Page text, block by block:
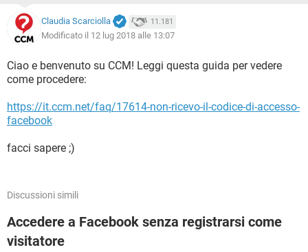
Claudia Scarciolla 11.181
Modificato il 12 lug 2018 alle 13:07
Ciao e benvenuto su CCM! Leggi questa guida per vedere
come procedere:
https://it.ccm.net/faq/17614-non-ricevo-il-codice-di-accesso-
facebook
facci sapere ;)
Discussioni simili
Accedere a Facebook senza registrarsi come
visitatore